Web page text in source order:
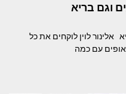
וגם בריא
אלינור לוין לוקחים את כל
עם כמה